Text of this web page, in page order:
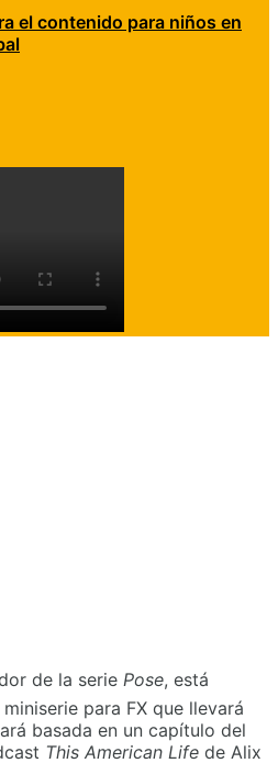
el contenido para niños en
de la serie Pose, está
para FX que llevará
basada en un capítulo del
This American Life de Alix